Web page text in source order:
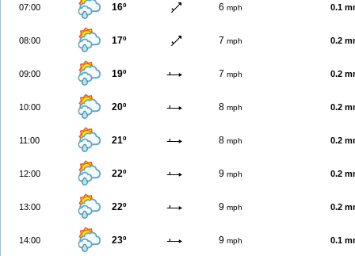
07:00 16º 6 mph 0.1
08:00 17º 7 mph 0.2
09:00 19º 7 mph 0.2
10:00 20º 8 mph 0.2
11:00 21º 8 mph 0.2
12:00 22º 9 mph 0.2
13:00 22º 9 mph 0.2
14:00 23º 9 mph 0.1